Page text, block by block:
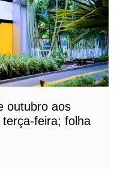
outubro aos
feira; folha